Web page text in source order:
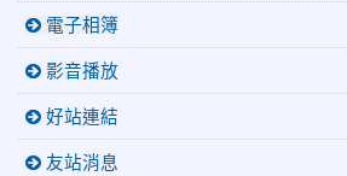
電子相簿
影音播放
好站連結
友站消息